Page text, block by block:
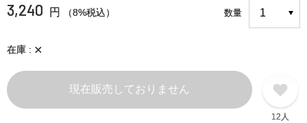
3,240 円 （8%税込） 数量
在庫 ×
現在販売しておりません
12人